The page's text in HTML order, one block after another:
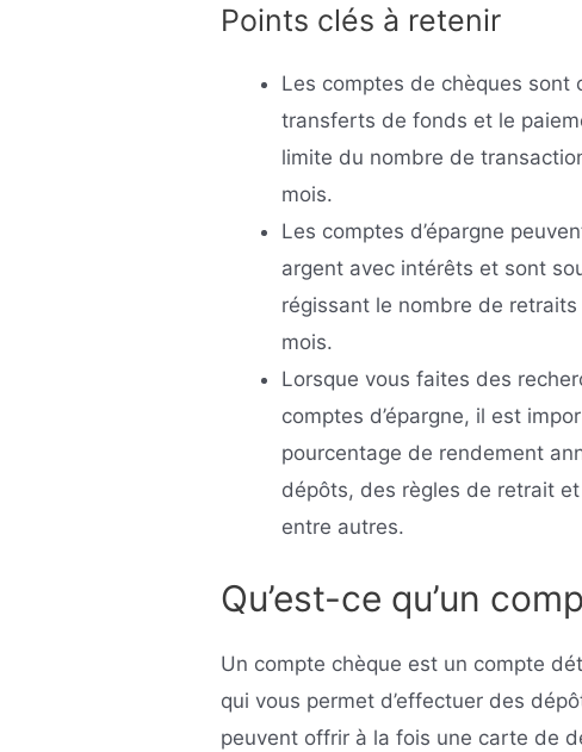
Points clés à retenir
Les comptes de chèques sont
transferts de fonds et le
limite du nombre de
mois.
Les comptes d’épargne
argent avec intérêts et sont
régissant le nombre de
mois.
Lorsque vous faites des
comptes d’épargne, il est
pourcentage de rendement
dépôts, des règles de retrait
entre autres.
Qu’est-ce qu’un
Un compte chèque est un compte
qui vous permet d’effectuer des
peuvent offrir à la fois une carte de